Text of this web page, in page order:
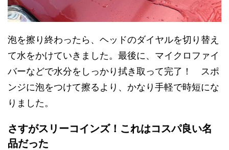
泡を擦り終わったら、ヘッドのダイヤルを切り替え
て水をかけていきました。最後に、マイクロファイ
バーなどで水分をしっかり拭き取って完了！ スポ
ンジに泡をつけて擦るより、かなり手軽で時短にな
りました。
さすがスリーコインズ！これはコスパ良い名
品だった